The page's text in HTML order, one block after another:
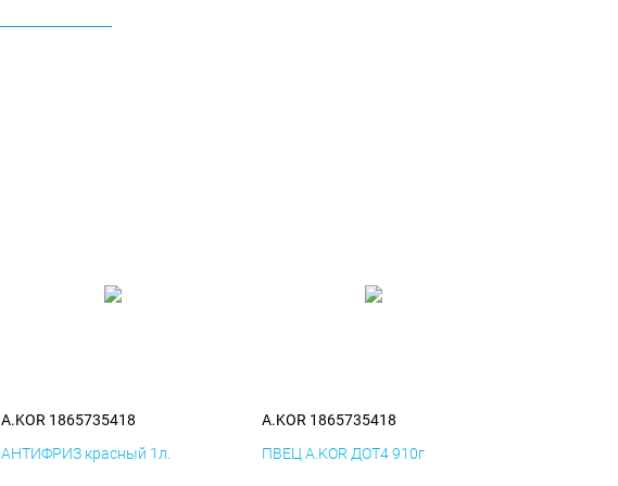
A.KOR 1865735418
АНТИФРИЗ красный 1л.
A.KOR 1865735418
ПВЕЦ A.KOR ДОТ4 910г